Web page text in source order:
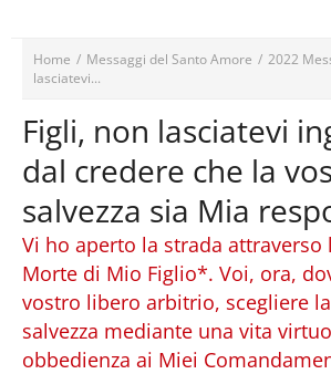
Home / Messaggi del Santo Amore / 2022
lasciatevi...
Figli, non lasciatevi
dal credere che la
salvezza sia Mia
Vi ho aperto la strada attraverso
Morte di Mio Figlio*. Voi, ora,
vostro libero arbitrio, scegliere
salvezza mediante una vita
obbedienza ai Miei